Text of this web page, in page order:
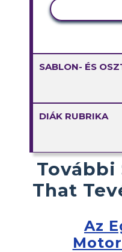
SABLON- ÉS
DIÁK RUBRIKA
That
Az